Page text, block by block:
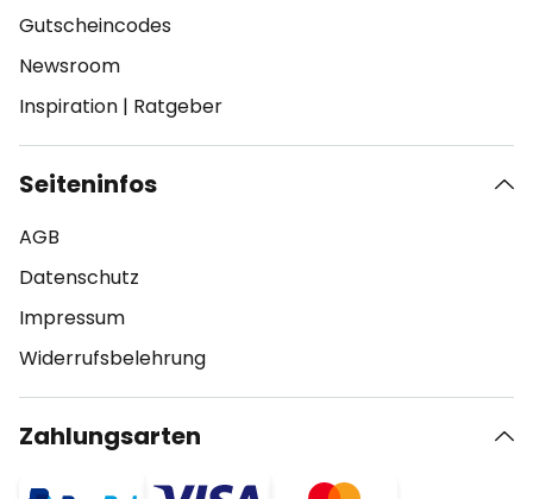
Gutscheincodes
Newsroom
Inspiration | Ratgeber
Seiteninfos
AGB
Datenschutz
Impressum
Widerrufsbelehrung
Zahlungsarten